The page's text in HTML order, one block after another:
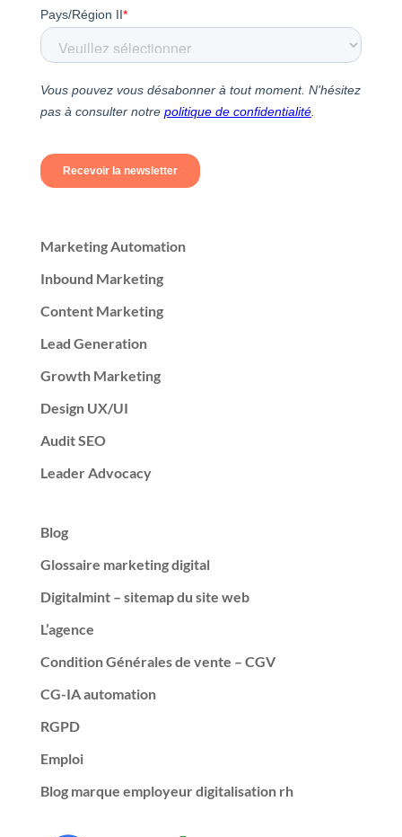
Marketing Automation
Inbound Marketing
Content Marketing
Lead Generation
Growth Marketing
Design UX/UI
Audit SEO
Leader Advocacy
Blog
Glossaire marketing digital
Digitalmint – sitemap du site web
L’agence
Condition Générales de vente – CGV
CG-IA automation
RGPD
Emploi
Blog marque employeur digitalisation rh